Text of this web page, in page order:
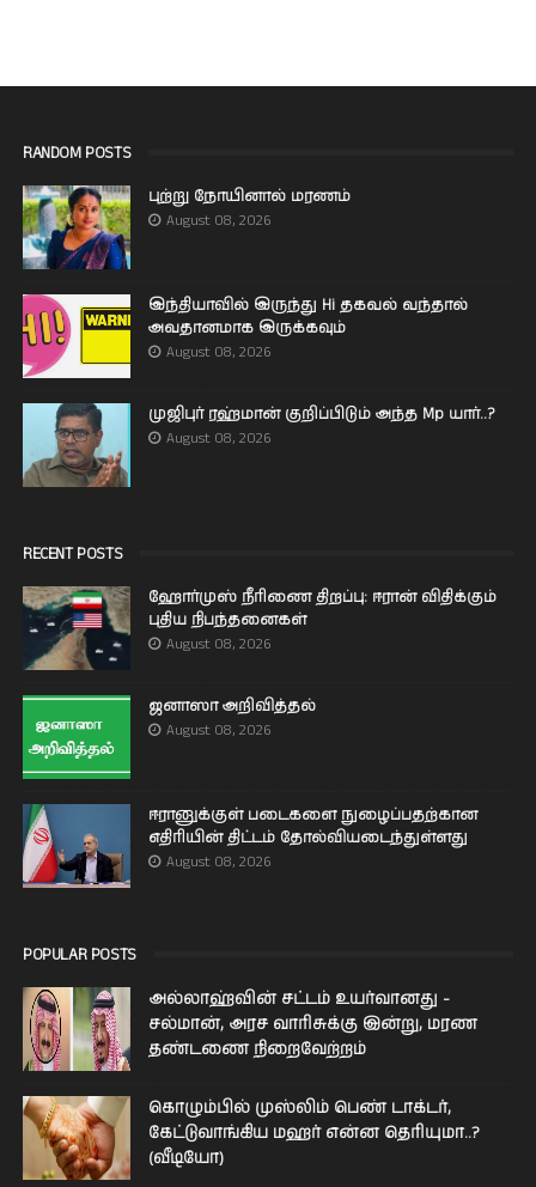
RANDOM POSTS
புற்று நோயினால் மரணம்
August 08, 2026
இந்தியாவில் இருந்து Hi தகவல் வந்தால்
அவதானமாக இருக்கவும்
August 08, 2026
முஜிபுர் ரஹ்மான் குறிப்பிடும் அந்த Mp யார்..?
August 08, 2026
RECENT POSTS
ஹோர்முஸ் நீரிணை திறப்பு: ஈரான் விதிக்கும்
புதிய நிபந்தனைகள்
August 08, 2026
ஜனாஸா அறிவித்தல்
August 08, 2026
ஈரானுக்குள் படைகளை நுழைப்பதற்கான
எதிரியின் திட்டம் தோல்வியடைந்துள்ளது
August 08, 2026
POPULAR POSTS
அல்லாஹ்வின் சட்டம் உயர்வானது -
சல்மான், அரச வாரிசுக்கு இன்று, மரண
தண்டணை நிறைவேற்றம்
கொழும்பில் முஸ்லிம் பெண் டாக்டர்,
கேட்டுவாங்கிய மஹர் என்ன தெரியுமா..?
(வீடியோ)